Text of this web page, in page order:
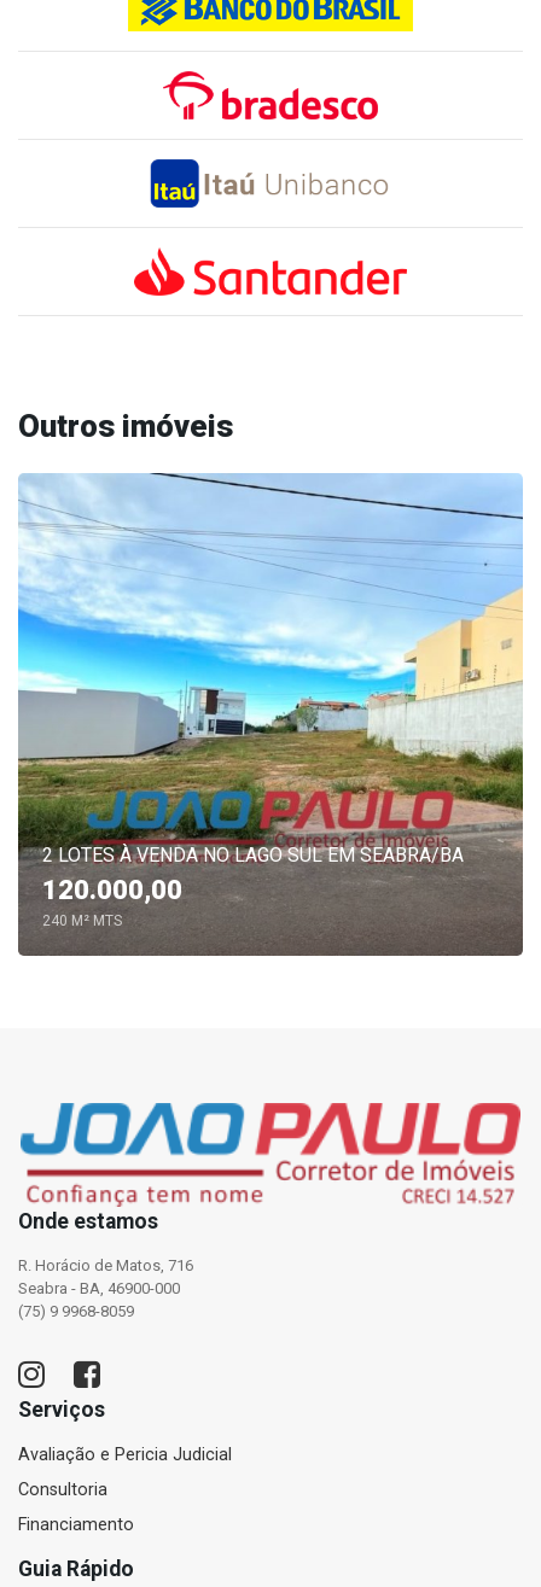
Outros imóveis
2 LOTES À VENDA NO LAGO SUL EM SEABRA/BA
120.000,00
240 M² MTS
Onde estamos
R. Horácio de Matos, 716
Seabra - BA, 46900-000
(75) 9 9968-8059
Serviços
Avaliação e Pericia Judicial
Consultoria
Financiamento
Guia Rápido